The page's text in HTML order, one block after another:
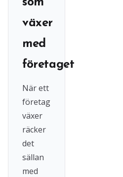
som
växer
med
företaget
När ett
företag
växer
räcker
det
sällan
med